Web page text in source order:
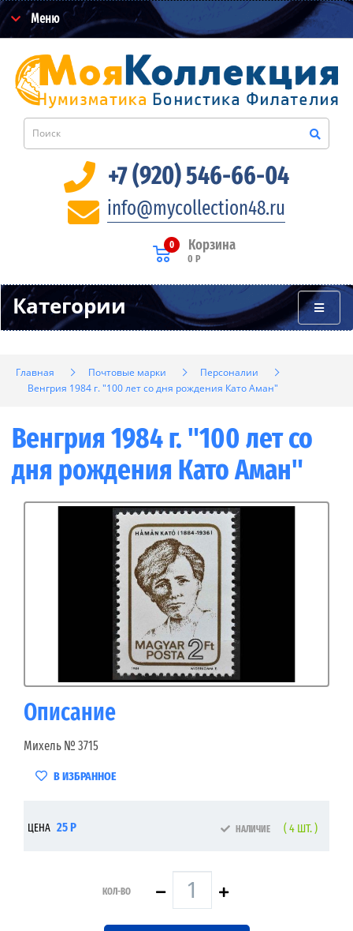
Меню
+7 (920) 546-66-04
info@mycollection48.ru
Корзина
0
0 Р
Категории
Главная Почтовые марки
Персоналии
Венгрия 1984 г. "100 лет со дня рождения Като Аман"
Венгрия 1984 г. "100 лет со
дня рождения Като Аман"
Описание
Михель № 3715
В ИЗБРАННОЕ
ЦЕНА 25 Р НАЛИЧИЕ ( 4 ШТ. )
КОЛ-ВО